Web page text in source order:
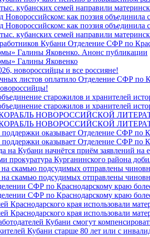
кубанских семей направили
Новороссийском: как поэзия объединила
Новороссийском: как поэзия объединила
кубанских семей направили
Кубани Отделение СФР по
Галины Яковенко. Анонс публикации
Галины Яковенко
новороссийцы и все россияне!
листов оплатило Отделение СФР по
старожилов и хранителей
старожилов и хранителей
НОВОРОССИЙСКОЙ
НОВОРОССИЙСКОЙ
поддержки оказывает Отделение СФР по
оказывает Отделение СФР по
на Кубани начнётся приём заявлений
Курганинского района
скамью подсудимых отправлены
скамью подсудимых отправлены
СФР по Краснодарскому краю
СФР по Краснодарскому краю
Краснодарского края использовали
Краснодарского края использовали
Кубани смогут
Кубани старше 80 лет или с